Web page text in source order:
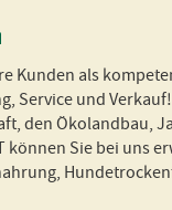
Kunden als
Service und
den Ökolandbau,
können Sie bei uns